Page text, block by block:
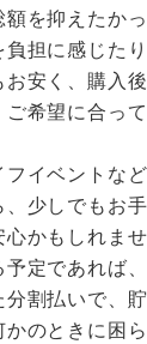
を抑えたか
担に感じた
お安く、購入
希望に合っ
イベントな
少しでもお
心かもしれま
予定であれば
割払いで、
のときに困